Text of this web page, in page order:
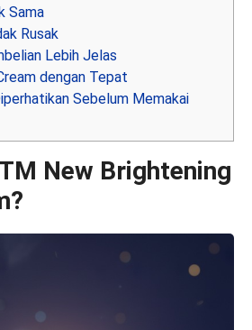
Sama
Rusak
Lebih Jelas
dengan Tepat
Sebelum Memakai
New Brightening